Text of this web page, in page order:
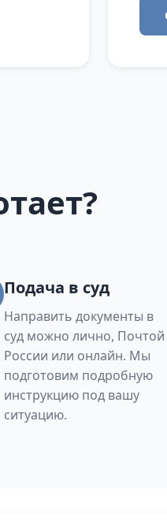
Подача в суд
Направить документы в
суд можно лично, Почтой
России или онлайн. Мы
подготовим подробную
инструкцию под вашу
ситуацию.